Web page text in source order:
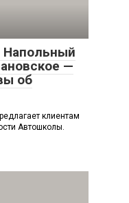
Напольный
—
об
клиентам
Автошколы.